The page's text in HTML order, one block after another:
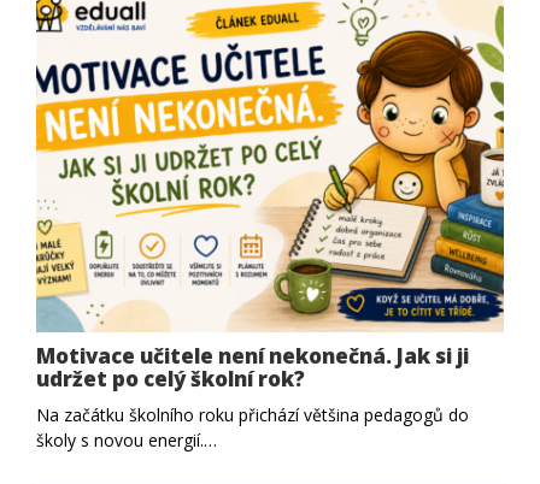
Motivace učitele není nekonečná. Jak si ji
udržet po celý školní rok?
Na začátku školního roku přichází většina pedagogů do
školy s novou energií.…